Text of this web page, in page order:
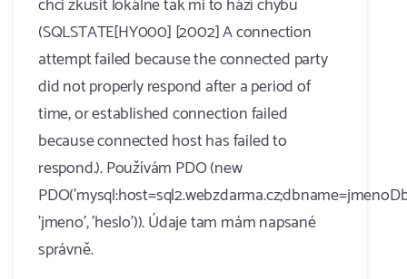
chci zkusit lokálně tak mi to hází chybu
(SQLSTATE[HY000] [2002] A connection
attempt failed because the connected party
did not properly respond after a period of
time, or established connection failed
because connected host has failed to
respond.). Používám PDO (new
'jmeno', 'heslo')). Údaje tam mám napsané
správně.